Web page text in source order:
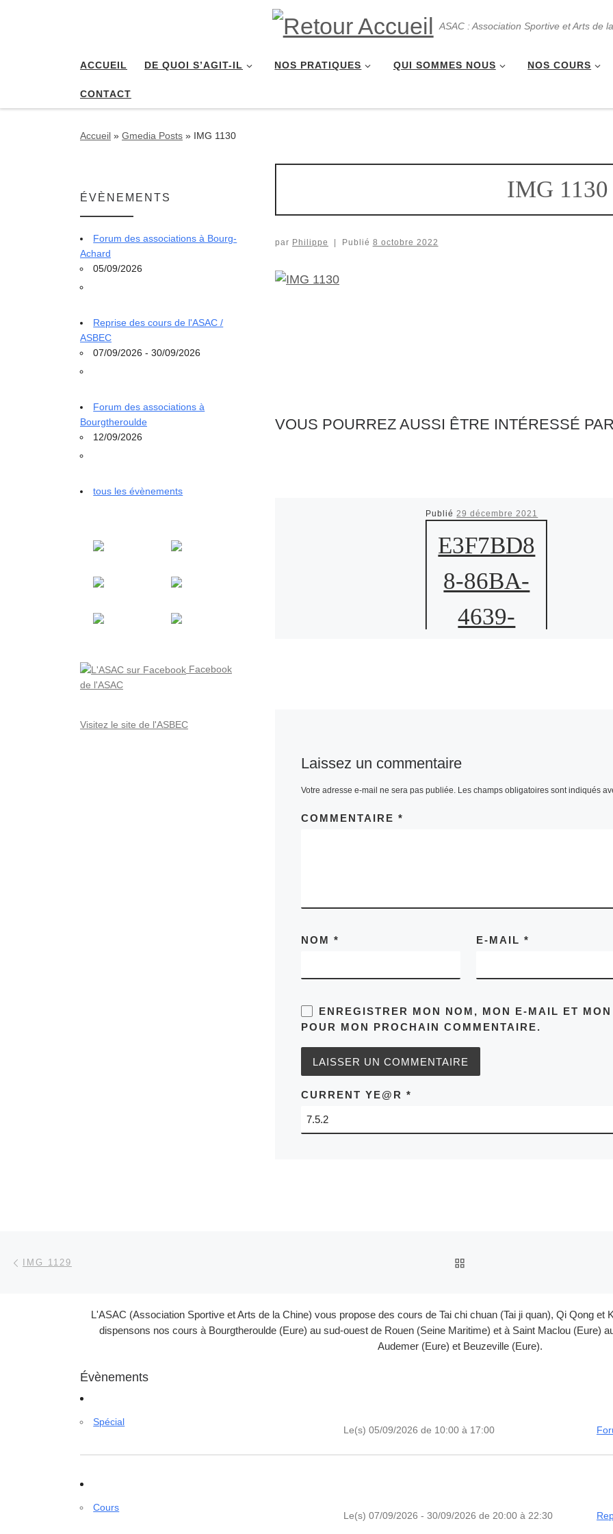
ASAC : Association Sportive et Arts de
ACCUEIL DE QUOI S’AGIT-IL NOS PRATIQUES QUI SOMMES NOUS NOS COURS
CONTACT
Accueil » Gmedia Posts » IMG 1130
IMG 1130
par Philippe Publié 8 octobre 2022
VOUS POURREZ AUSSI ÊTRE INTÉRESSÉ PAR
Publié29 décembre 2021
E3F7BD8
8-86BA-
4639-
Laissez un commentaire
Votre adresse e-mail ne sera pas publiée. Les champs obligatoires sont indiqués
COMMENTAIRE *
NOM * E-MAIL *
ENREGISTRER MON NOM, MON E-MAIL ET
POUR MON PROCHAIN COMMENTAIRE.
CURRENT YE@R *
ÉVÈNEMENTS
Forum des associations à Bourg-
Achard
05/09/2026
Reprise des cours de l'ASAC /
ASBEC
07/09/2026 - 30/09/2026
Forum des associations à
Bourgtheroulde
12/09/2026
tous les évènements
Facebook
de l'ASAC
Visitez le site de l'ASBEC
Parcourir les articles
IMG 1129
L'ASAC (Association Sportive et Arts de la Chine) vous propose des cours de Tai chi chuan (Tai ji quan), Qi Qong et
dispensons nos cours à Bourgtheroulde (Eure) au sud-ouest de Rouen (Seine Maritime) et à Saint Maclou (Eure)
Audemer (Eure) et Beuzeville (Eure).
Évènements
Spécial
Le(s) 05/09/2026 de 10:00 à 17:00
Cours
Le(s) 07/09/2026 - 30/09/2026 de 20:00 à 22:30